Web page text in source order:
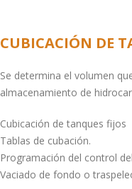
CUBICACIÓN DE
Se determina el volumen
almacenamiento de
Cubicación de tanques fijos
Tablas de cubación.
Programación del control
Vaciado de fondo o